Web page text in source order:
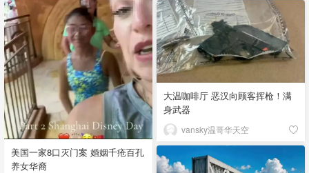
美国一家8口灭门案 婚姻千疮百孔
养女华裔
大温咖啡厅 恶汉向顾客挥枪！满
身武器
vansky温哥华天空